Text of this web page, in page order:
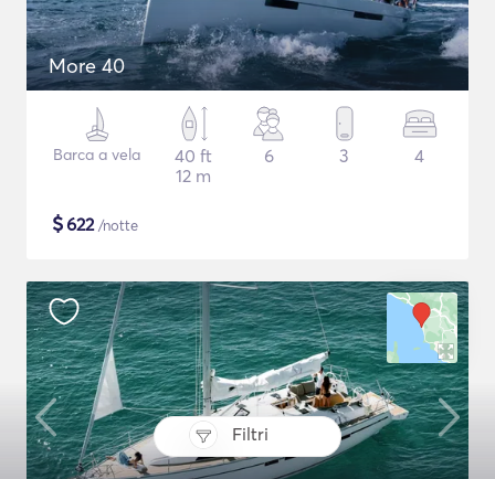
Filtri
More 40
Barca a vela
40 ft
12 m
6 3 4
$622/notte